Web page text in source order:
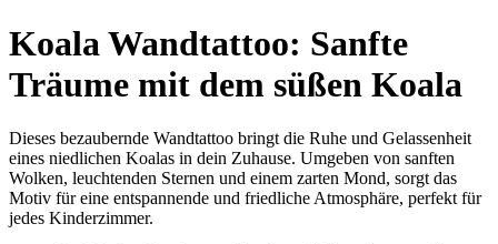
Koala Wandtattoo: Sanfte
Träume mit dem süßen Koala
Dieses bezaubernde Wandtattoo bringt die Ruhe und Gelassenheit
eines niedlichen Koalas in dein Zuhause. Umgeben von sanften
Wolken, leuchtenden Sternen und einem zarten Mond, sorgt das
Motiv für eine entspannende und friedliche Atmosphäre, perfekt für
jedes Kinderzimmer.